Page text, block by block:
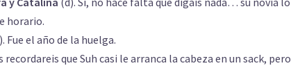
horario.
Fue el año de la huelga.
recordareis que Suh casi le arranca la cabeza en un sack, pero